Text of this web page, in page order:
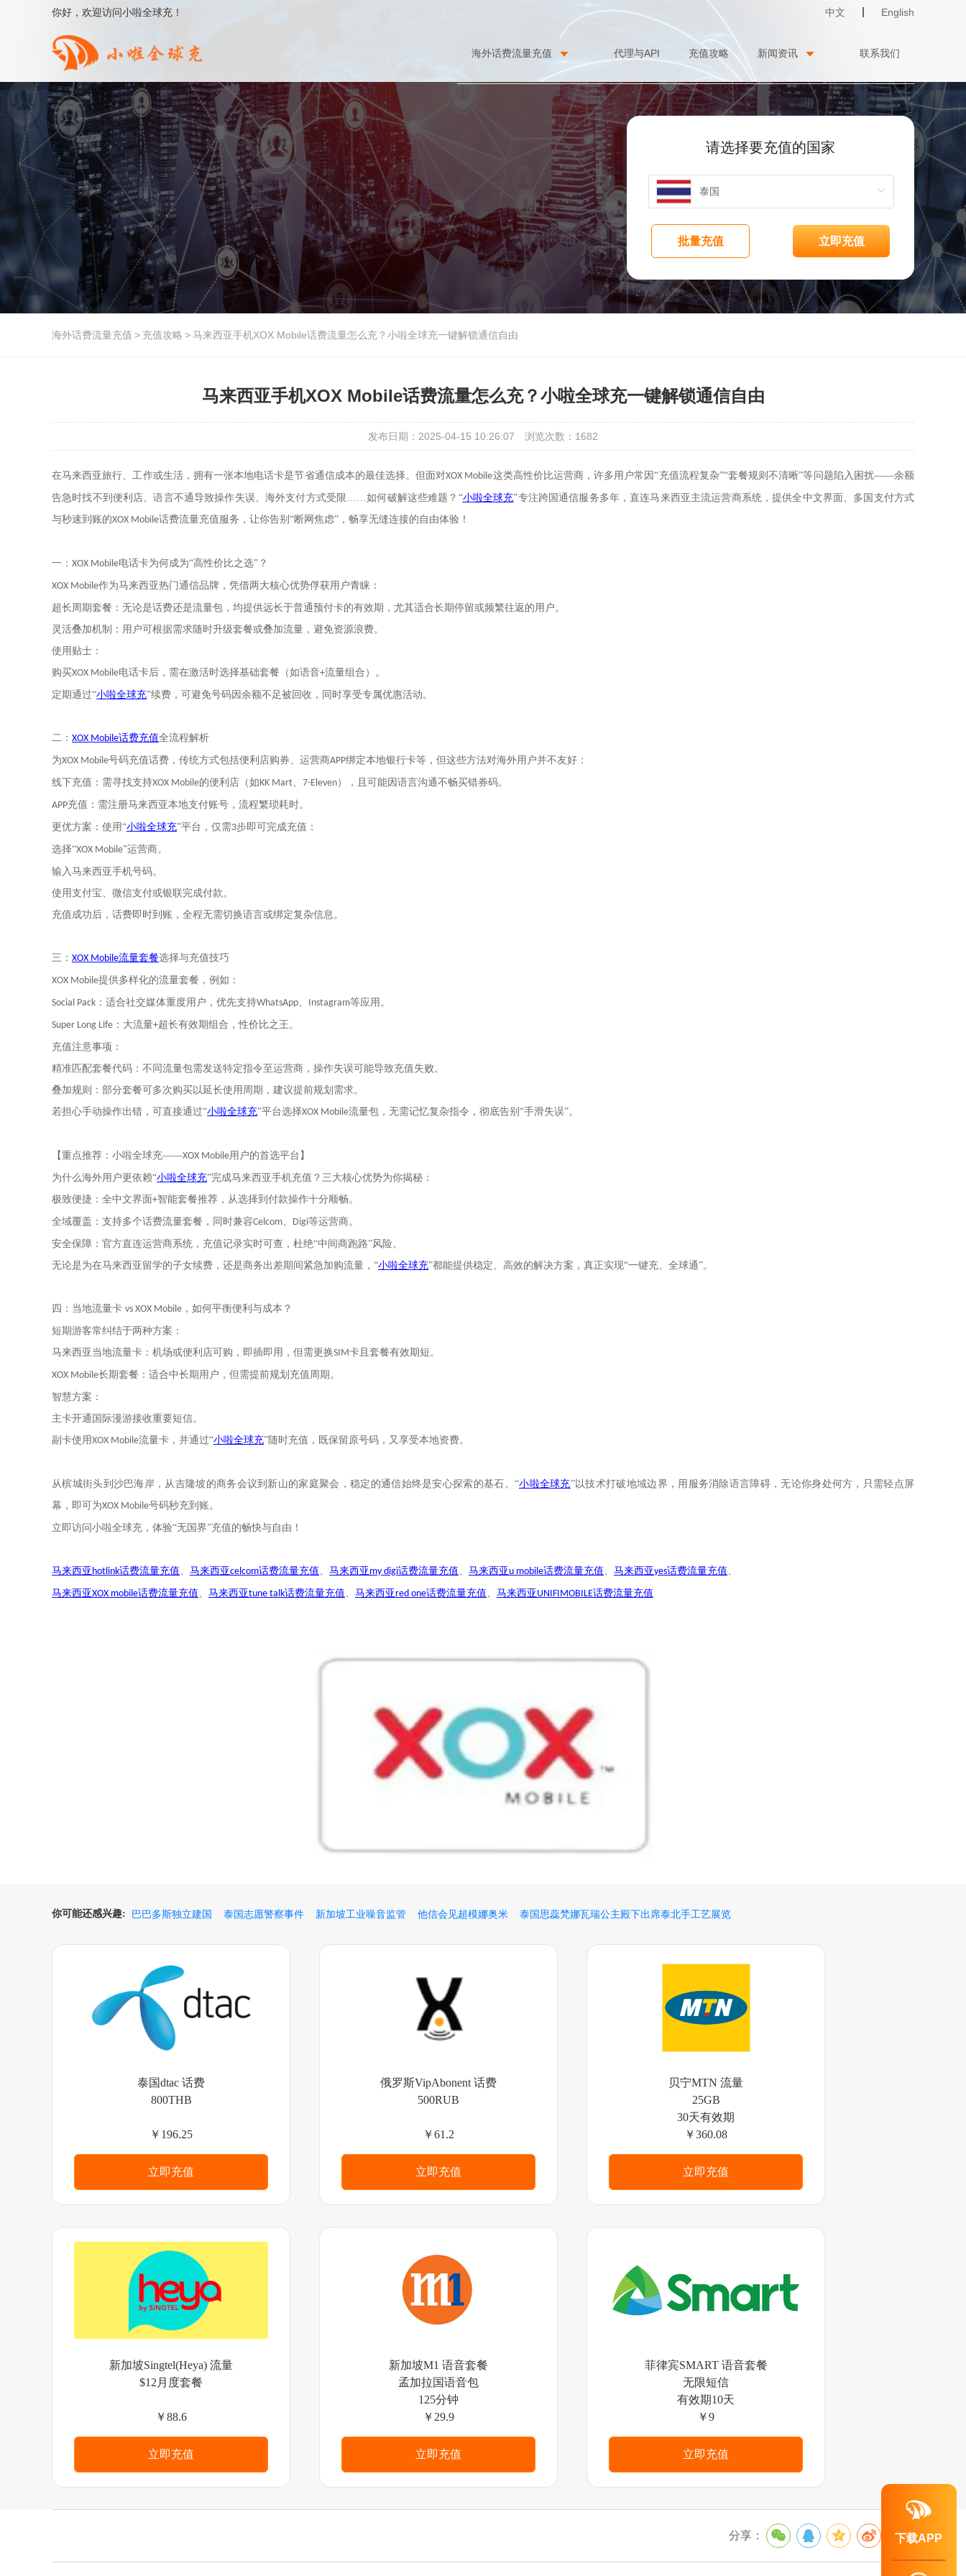
你好，欢迎访问小啦全球充！ 中文 English
海外话费流量充值 代理与API 充值攻略 新闻资讯 联系我们
请选择要充值的国家
批量充值 立即充值
海外话费流量充值 > 充值攻略 > 马来西亚手机XOX Mobile话费流量怎么充？小啦全球充一键解锁通信自由
马来西亚手机XOX Mobile话费流量怎么充？小啦全球充一键解锁通信自由
发布日期：2025-04-15 10:26:07 浏览次数：1682
在马来西亚旅行、工作或生活，拥有一张本地电话卡是节省通信成本的最佳选择。但面对XOX Mobile这类高性价比运营商，许多用户常因“充值流程复杂”“套餐规则不清晰”等问题陷入困扰——余额
告急时找不到便利店、语言不通导致操作失误、海外支付方式受限……如何破解这些难题？ “小啦全球充”专注跨国通信服务多年，直连马来西亚主流运营商系统，提供全中文界面、多国支付方式
与秒速到账的XOX Mobile话费流量充值服务，让你告别“断网焦虑”，畅享无缝连接的自由体验！
一： XOX Mobile电话卡为何成为“高性价比之选”？
XOX Mobile作为马来西亚热门通信品牌，凭借两大核心优势俘获用户青睐：
超长周期套餐：无论是话费还是流量包，均提供远长于普通预付卡的有效期，尤其适合长期停留或频繁往返的用户。
灵活叠加机制：用户可根据需求随时升级套餐或叠加流量，避免资源浪费。
使用贴士：
购买XOX Mobile电话卡后，需在激活时选择基础套餐（如语音+流量组合）。
定期通过“小啦全球充”续费，可避免号码因余额不足被回收，同时享受专属优惠活动。
二： XOX Mobile话费充值全流程解析
为XOX Mobile号码充值话费，传统方式包括便利店购券、运营商APP绑定本地银行卡等，但这些方法对海外用户并不友好：
线下充值：需寻找支持XOX Mobile的便利店（如KK Mart、 7-Eleven），且可能因语言沟通不畅买错券码。
APP充值：需注册马来西亚本地支付账号，流程繁琐耗时。
更优方案：使用“小啦全球充”平台，仅需3步即可完成充值：
选择“XOX Mobile”运营商。
输入马来西亚手机号码。
使用支付宝、微信支付或银联完成付款。
充值成功后，话费即时到账，全程无需切换语言或绑定复杂信息。
三： XOX Mobile流量套餐选择与充值技巧
XOX Mobile提供多样化的流量套餐，例如：
Social Pack ：适合社交媒体重度用户，优先支持WhatsApp、 Instagram等应用。
Super Long Life ：大流量+超长有效期组合，性价比之王。
充值注意事项：
精准匹配套餐代码：不同流量包需发送特定指令至运营商，操作失误可能导致充值失败。
叠加规则：部分套餐可多次购买以延长使用周期，建议提前规划需求。
若担心手动操作出错，可直接通过“小啦全球充”平台选择XOX Mobile流量包，无需记忆复杂指令，彻底告别“手滑失误”。
【重点推荐：小啦全球充——XOX Mobile用户的首选平台】
为什么海外用户更依赖“小啦全球充”完成马来西亚手机充值？三大核心优势为你揭秘：
极致便捷：全中文界面+智能套餐推荐，从选择到付款操作十分顺畅。
全域覆盖：支持多个话费流量套餐，同时兼容Celcom、 Digi等运营商。
安全保障：官方直连运营商系统，充值记录实时可查，杜绝“中间商跑路”风险。
无论是为在马来西亚留学的子女续费，还是商务出差期间紧急加购流量， “小啦全球充”都能提供稳定、高效的解决方案，真正实现“一键充、全球通”。
四：当地流量卡 vs XOX Mobile ，如何平衡便利与成本？
短期游客常纠结于两种方案：
马来西亚当地流量卡：机场或便利店可购，即插即用，但需更换SIM卡且套餐有效期短。
XOX Mobile长期套餐：适合中长期用户，但需提前规划充值周期。
智慧方案：
主卡开通国际漫游接收重要短信。
副卡使用XOX Mobile流量卡，并通过“小啦全球充”随时充值，既保留原号码，又享受本地资费。
从槟城街头到沙巴海岸，从吉隆坡的商务会议到新山的家庭聚会，稳定的通信始终是安心探索的基石。 “小啦全球充”以技术打破地域边界，用服务消除语言障碍，无论你身处何方，只需轻点屏
幕，即可为XOX Mobile号码秒充到账。
立即访问小啦全球充，体验“无国界”充值的畅快与自由！
马来西亚 hotlink话费流量充值、 马来西亚celcom话费流量充值、 马来西亚 my digi话费流量充值、 马来西亚u mobile话费流量充值、 马来西亚yes话费流量充值、
马来西亚XOX mobile话费流量充值、 马来西亚tune talk话费流量充值、 马来西亚red one话费流量充值、 马来西亚 UNIFIMOBILE话费流量充值
你可能还感兴趣: 巴巴多斯独立建国 泰国志愿警察事件 新加坡工业噪音监管 他信会见超模娜奥米 泰国思蕊梵娜瓦瑞公主殿下出席泰北手工艺展览
泰国dtac 话费
800THB
￥196.25
立即充值
俄罗斯VipAbonent 话费
500RUB
￥61.2
立即充值
贝宁MTN 流量
25GB
30天有效期
￥360.08
立即充值
新加坡Singtel(Heya) 流量
$12月度套餐
￥88.6
立即充值
新加坡M1 语音套餐
孟加拉国语音包
125分钟
￥29.9
立即充值
菲律宾SMART 语音套餐
无限短信
有效期10天
￥9
立即充值
分享： 下载APP